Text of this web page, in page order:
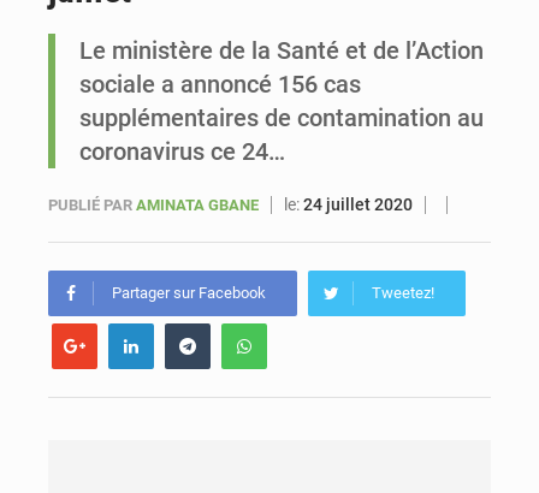
Sénégal : Ousmane Diagne prêtera serment le 11 août comme président du Conseil constitutionnel
Le ministère de la Santé et de l’Action
sociale a annoncé 156 cas
supplémentaires de contamination au
coronavirus ce 24…
PUBLIÉ PAR AMINATA GBANE le:24 juillet 2020
Partager sur Facebook Tweetez!